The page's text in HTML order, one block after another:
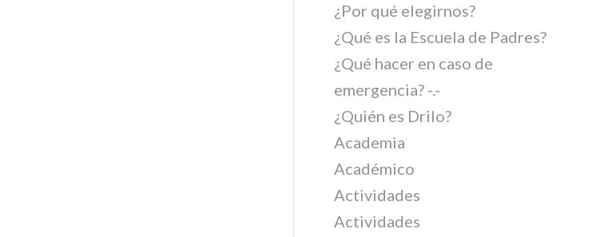
¿Por qué elegirnos?
¿Qué es la Escuela de Padres?
¿Qué hacer en caso de
emergencia? -.-
¿Quién es Drilo?
Academia
Académico
Actividades
Actividades